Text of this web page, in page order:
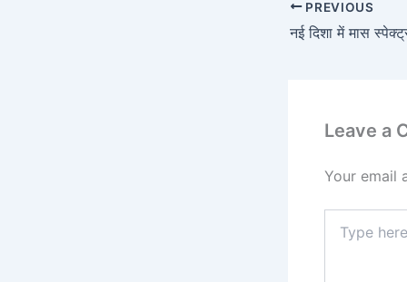
PREVIOUS
Leave a
Your email
here..